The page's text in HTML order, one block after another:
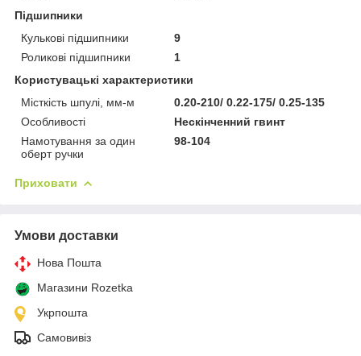
Підшипники
Кулькові підшипники
9
Роликові підшипники
1
Користувацькі характеристики
Місткість шпулі, мм-м
0.20-210/ 0.22-175/ 0.25-135
Особливості
Нескінченний гвинт
Намотування за один
оберт ручки
98-104
Приховати
Умови доставки
Нова Пошта
Магазини Rozetka
Укрпошта
Самовивіз